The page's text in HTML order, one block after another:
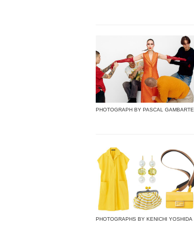
PHOTOGRAPH BY PASCAL GAMBARTE
PHOTOGRAPHS BY KENICHI YOSHIDA